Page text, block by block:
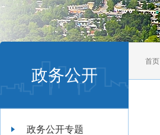
政务公开
政务公开专题
首页